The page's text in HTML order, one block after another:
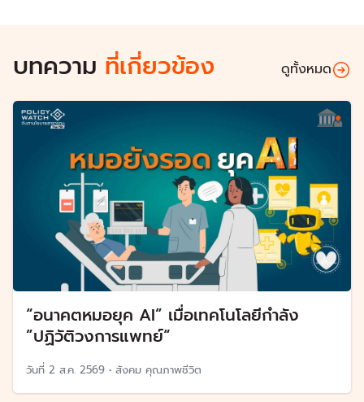
บทความ ที่เกี่ยวข้อง ดูทั้งหมด
“อนาคตหมอยุค AI” เมื่อเทคโนโลยีกำลัง
”ปฏิวัติวงการแพทย์“
วันที่ 2 ส.ค. 2569 • สังคม คุณภาพชีวิต